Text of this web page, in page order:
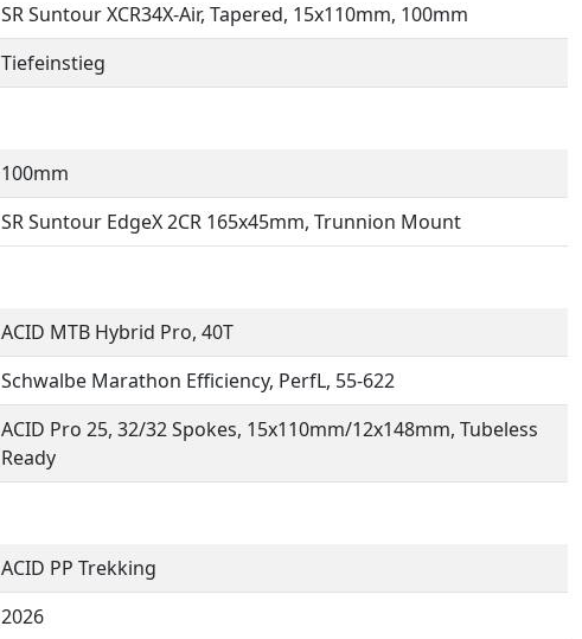
SR Suntour XCR34X-Air, Tapered, 15x110mm, 100mm
Tiefeinstieg
100mm
SR Suntour EdgeX 2CR 165x45mm, Trunnion Mount
ACID MTB Hybrid Pro, 40T
Schwalbe Marathon Efficiency, PerfL, 55-622
ACID Pro 25, 32/32 Spokes, 15x110mm/12x148mm, Tubeless
Ready
ACID PP Trekking
2026